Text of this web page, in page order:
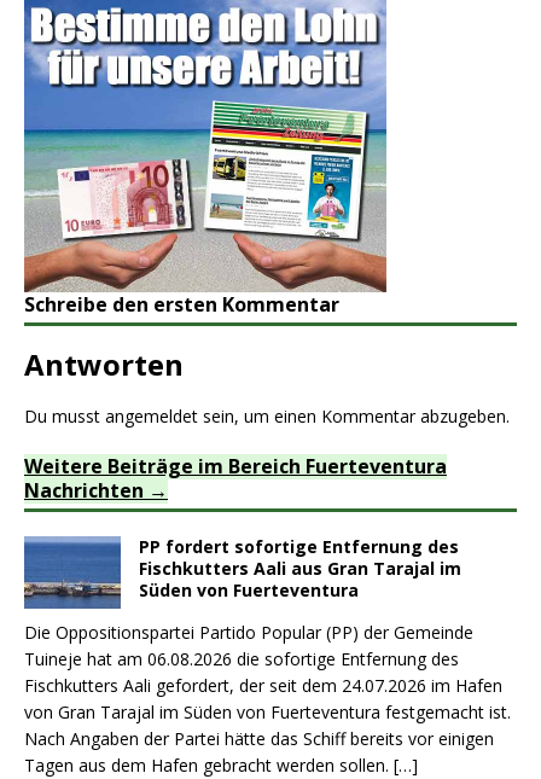
Schreibe den ersten Kommentar
Antworten
Du musst angemeldet sein, um einen Kommentar abzugeben.
Weitere Beiträge im Bereich Fuerteventura
Nachrichten
PP fordert sofortige Entfernung des
Fischkutters Aali aus Gran Tarajal im
Süden von Fuerteventura
Die Oppositionspartei Partido Popular (PP) der Gemeinde
Tuineje hat am 06.08.2026 die sofortige Entfernung des
Fischkutters Aali gefordert, der seit dem 24.07.2026 im Hafen
von Gran Tarajal im Süden von Fuerteventura festgemacht ist.
Nach Angaben der Partei hätte das Schiff bereits vor einigen
Tagen aus dem Hafen gebracht werden sollen. […]